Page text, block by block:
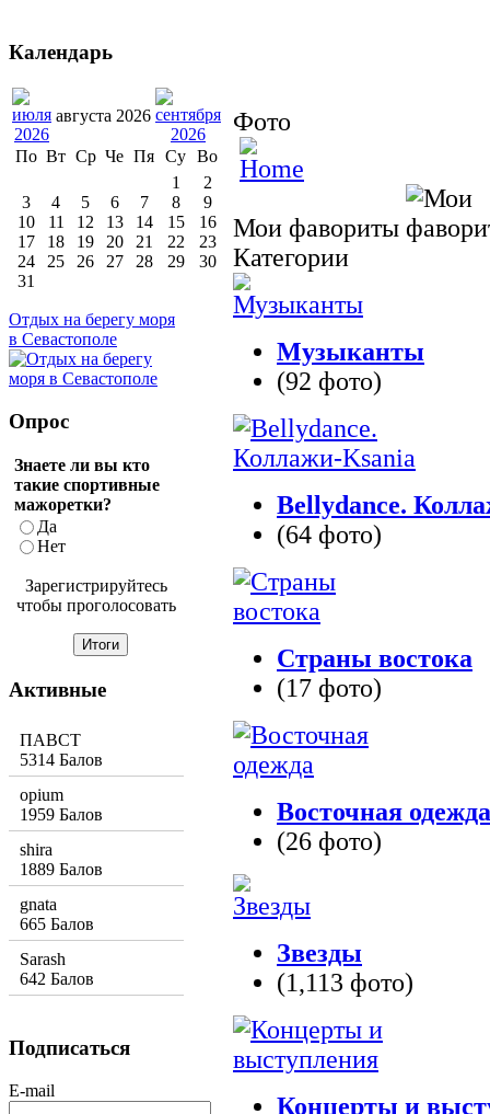
Фото
Мои фавориты
Категории
Музыканты
(92 фото)
Bellydance.
(64 фото)
Страны востока
(17 фото)
Восточная одежда
(26 фото)
Звезды
(1,113 фото)
Концерты и
Календарь
августа 2026
По Вт Ср Че Пя Су Во
1
2
3
4 5 6 7 8
9
10
11 12 13 14 15
16
17
18 19 20 21 22
23
24
25 26 27 28 29
30
31
Отдых на берегу моря
в Севастополе
Опрос
Знаете ли вы кто
такие спортивные
мажоретки?
Да
Нет
Зарегистрируйтесь
чтобы проголосовать
Активные
ПАВСТ
5314 Балов
opium
1959 Балов
shira
1889 Балов
gnata
665 Балов
Sarash
642 Балов
Подписаться
E-mail